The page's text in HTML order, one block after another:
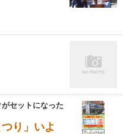
セットになった
り」いよ